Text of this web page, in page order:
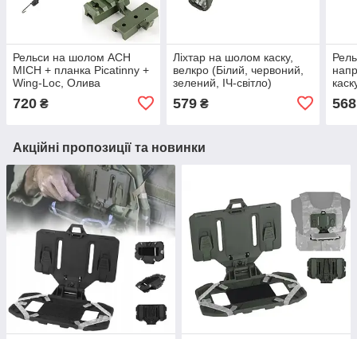
Рельси на шолом ACH
MICH + планка Picatinny +
Wing-Loc, Олива
720 ₴
Ліхтар на шолом каску,
велкро (Білий, червоний,
зелений, ІЧ-світло)
579₴ 568
Акційні пропозиції та новинки